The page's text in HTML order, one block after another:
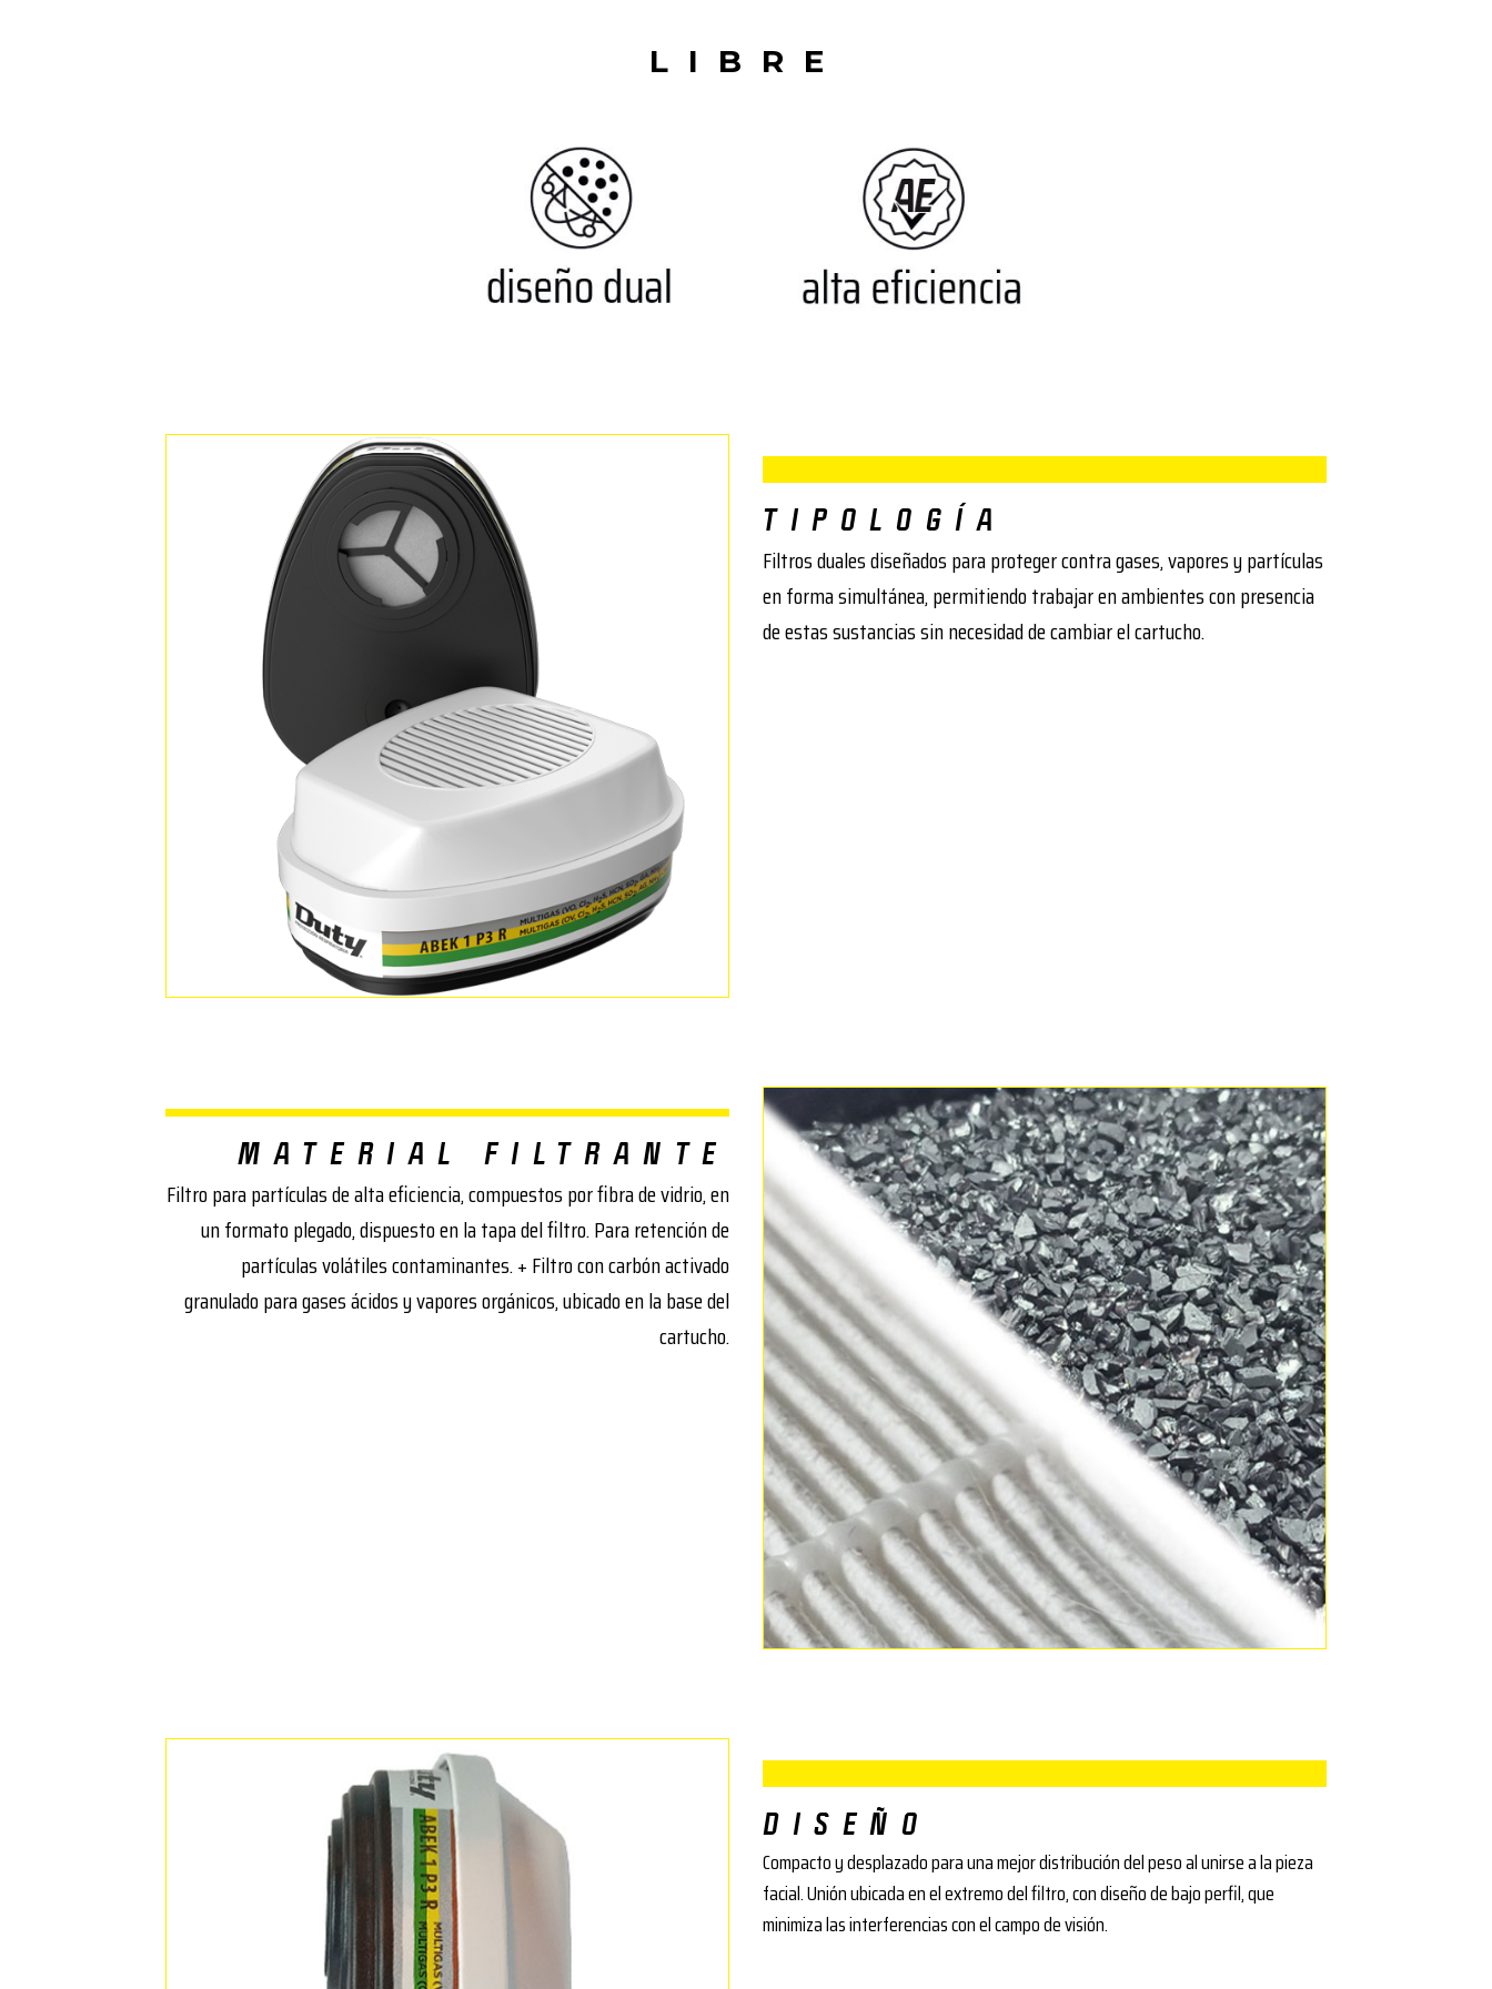
LIBRE
TIPOLOGÍA
Filtros duales diseñados para proteger contra gases, vapores y partículas
en forma simultánea, permitiendo trabajar en ambientes con presencia
de estas sustancias sin necesidad de cambiar el cartucho.
MATERIAL FILTRANTE
Filtro para partículas de alta eficiencia, compuestos por fibra de vidrio, en
un formato plegado, dispuesto en la tapa del filtro. Para retención de
partículas volátiles contaminantes. + Filtro con carbón activado
granulado para gases ácidos y vapores orgánicos, ubicado en la base del
cartucho.
DISEÑO
Compacto y desplazado para una mejor distribución del peso al unirse a la pieza
facial. Unión ubicada en el extremo del filtro, con diseño de bajo perfil, que
minimiza las interferencias con el campo de visión.